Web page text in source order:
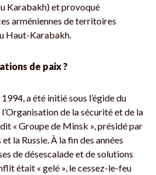
Karabakh) et provoqué
arméniennes de territoires
Haut-Karabakh.
de paix ?
a été initié sous l’égide du
de la sécurité et de la
« Groupe de Minsk », présidé par
la Russie. À la fin des années
de désescalade et de solutions
était « gelé », le cessez-le-feu